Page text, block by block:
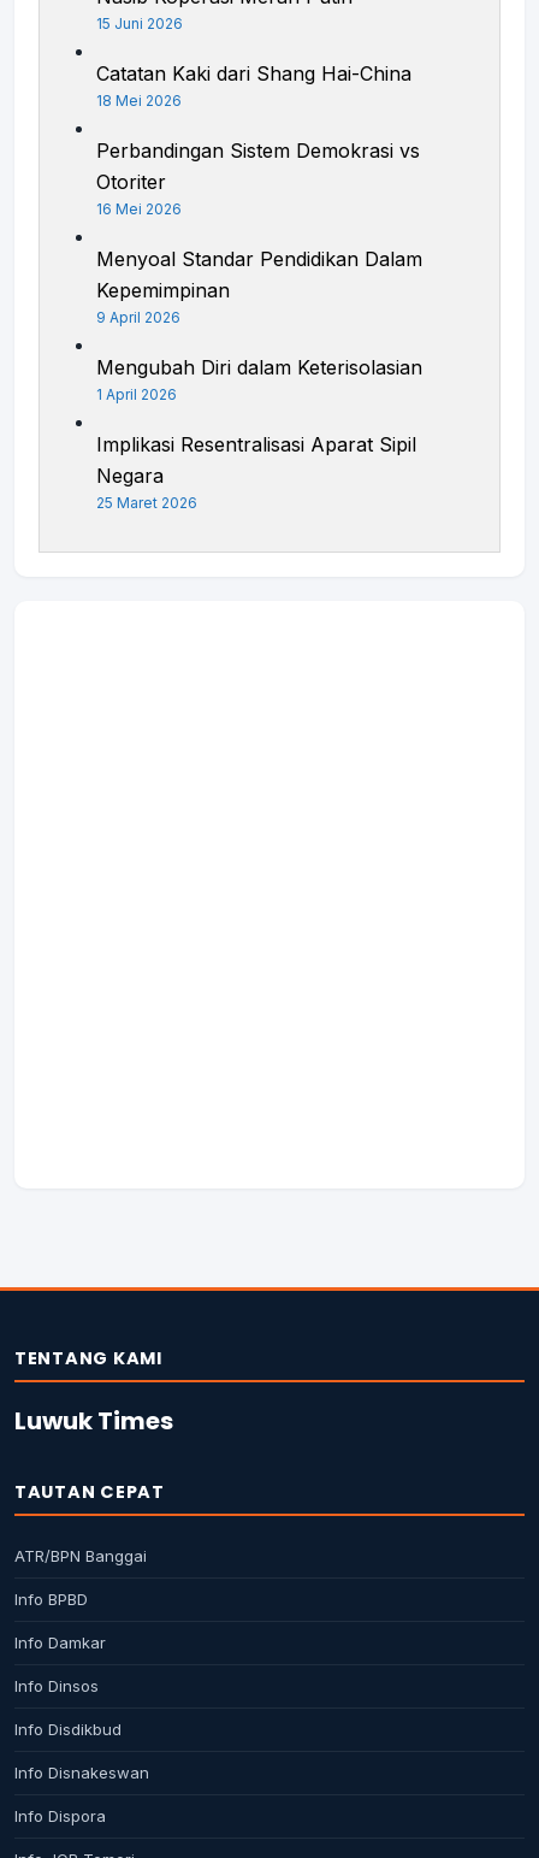
15 Juni 2026
Catatan Kaki dari Shang Hai-China
18 Mei 2026
Perbandingan Sistem Demokrasi vs
Otoriter
16 Mei 2026
Menyoal Standar Pendidikan Dalam
Kepemimpinan
9 April 2026
Mengubah Diri dalam Keterisolasian
1 April 2026
Implikasi Resentralisasi Aparat Sipil
Negara
25 Maret 2026
TENTANG KAMI
Luwuk Times
TAUTAN CEPAT
ATR/BPN Banggai
Info BPBD
Info Damkar
Info Dinsos
Info Disdikbud
Info Disnakeswan
Info Dispora